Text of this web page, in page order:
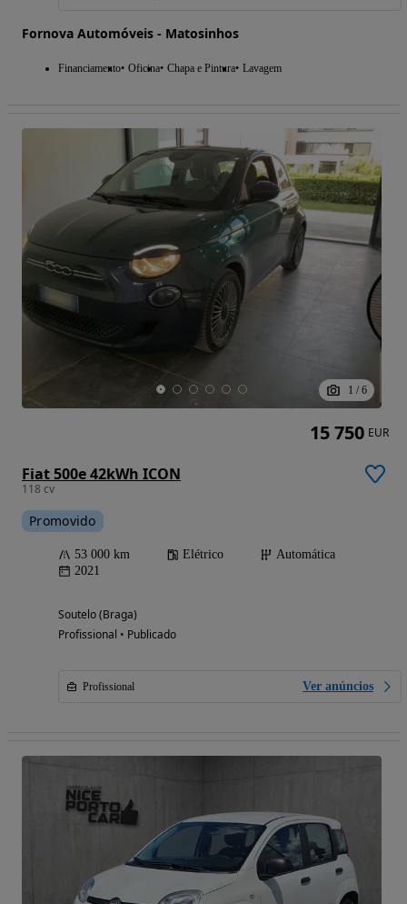
Fornova Automóveis - Matosinhos
Financiamento Oficina Chapa e Pintura Lavagem
1 / 6
Fiat 500e 42kWh ICON
118 cv
Promovido
53 000 km Elétrico
Automática
2021
Soutelo (Braga)
Profissional • Publicado
Profissional Ver anúncios
15 750 EUR